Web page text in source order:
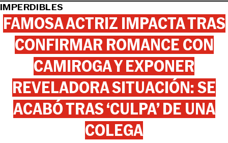
IMPERDIBLES
FAMOSA ACTRIZ IMPACTA TRAS
CONFIRMAR ROMANCE CON
CAMIROGA Y EXPONER
REVELADORA SITUACIÓN: SE
ACABÓ TRAS ‘CULPA’ DE UNA
COLEGA